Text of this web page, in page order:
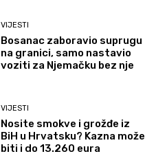
VIJESTI
Bosanac zaboravio suprugu
na granici, samo nastavio
voziti za Njemačku bez nje
VIJESTI
Nosite smokve i grožđe iz
BiH u Hrvatsku? Kazna može
biti i do 13.260 eura